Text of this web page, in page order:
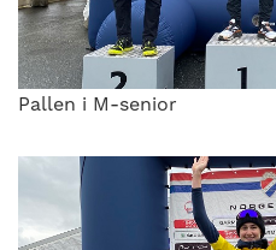
Pallen i M-senior